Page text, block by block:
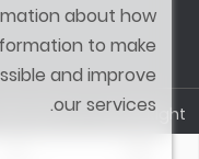
MED Co., Ltd. All Right
SHOPAII
about how
to make
and improve
our services.